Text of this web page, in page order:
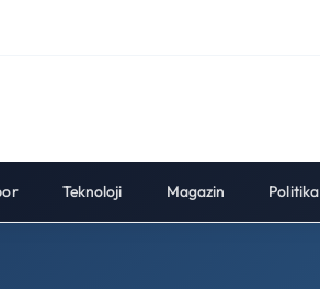
Teknoloji Magazin Politika